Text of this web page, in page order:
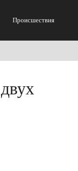
Происшествия